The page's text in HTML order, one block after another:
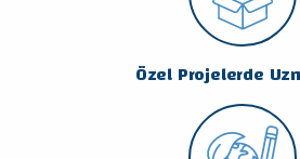
Özel Projelerde